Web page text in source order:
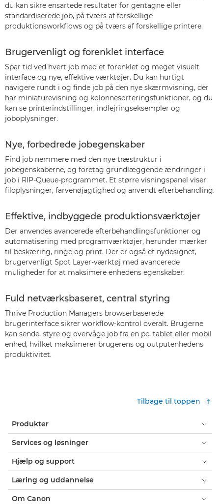
du kan sikre ensartede resultater for gentagne eller
standardiserede job, på tværs af forskellige
produktionsworkflows og på tværs af forskellige printere.
Brugervenligt og forenklet interface
Spar tid ved hvert job med et forenklet og meget visuelt
interface og nye, effektive værktøjer. Du kan hurtigt
navigere rundt i og finde job på den nye skærmvisning, der
har miniaturevisning og kolonnesorteringsfunktioner, og du
kan se printerindstillinger, indlejringseksempler og
joboplysninger.
Nye, forbedrede jobegenskaber
Find job nemmere med den nye træstruktur i
jobegenskaberne, og foretag grundlæggende ændringer i
job i RIP-Queue-programmet. Et større visningspanel viser
filoplysninger, farvenøjagtighed og anvendt efterbehandling.
Effektive, indbyggede produktionsværktøjer
Der anvendes avancerede efterbehandlingsfunktioner og
automatisering med programværktøjer, herunder mærker
til beskæring, ringe og print. Der er også et nydesignet,
brugervenligt Spot Layer-værktøj med avancerede
muligheder for at maksimere enhedens egenskaber.
Fuld netværksbaseret, central styring
Thrive Production Managers browserbaserede
brugerinterface sikrer workflow-kontrol overalt. Brugerne
kan sende, styre og overvåge job fra en pc, tablet eller mobil
enhed, hvilket maksimerer brugerens og outputenhedens
produktivitet.
Tilbage til toppen
Produkter
Services og løsninger
Hjælp og support
Læring og uddannelse
Om Canon